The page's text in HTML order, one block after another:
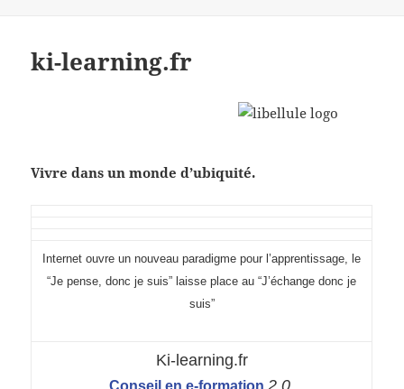
ki-learning.fr
Vivre dans un monde d’ubiquité.
Internet ouvre un nouveau paradigme pour l’apprentissage, le
“Je pense, donc je suis” laisse place au “J’échange donc je
suis”
Ki-learning.fr
Conseil en e-formation 2.0.